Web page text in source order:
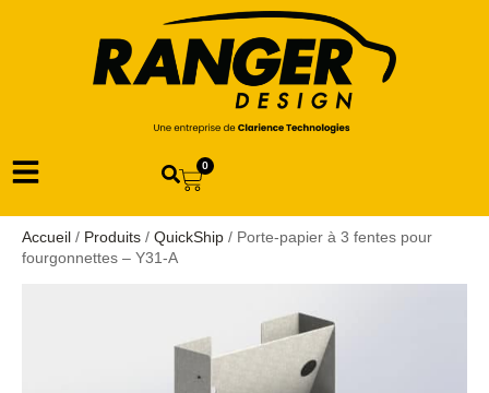
0
Accueil / Produits / QuickShip / Porte-papier à 3 fentes pour
fourgonnettes – Y31-A